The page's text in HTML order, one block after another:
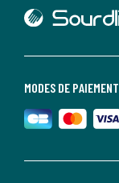
MODES DE PAIEMENT
lien vers Sourdline